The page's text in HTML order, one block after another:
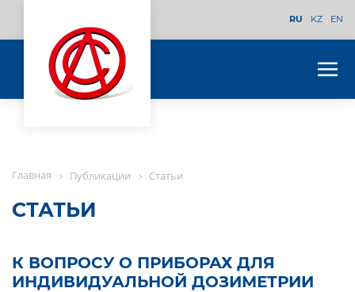
RU KZ EN
Главная Публикации Статьи
СТАТЬИ
К ВОПРОСУ О ПРИБОРАХ ДЛЯ
ИНДИВИДУАЛЬНОЙ ДОЗИМЕТРИИ